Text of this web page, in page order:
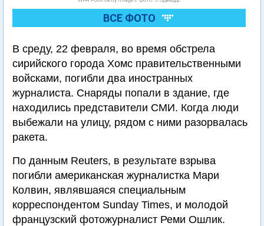
ВСЕ ФОТО
В среду, 22 февраля, во время обстрела
сирийского города Хомс правительственными
войсками, погибли два иностранных
журналиста. Снаряды попали в здание, где
находились представители СМИ. Когда люди
выбежали на улицу, рядом с ними разорвалась
ракета.
По данным Reuters, в результате взрыва
погибли американская журналистка Мари
Колвин, являвшаяся специальным
корреспондентом Sunday Times, и молодой
французский фотожурналист Реми Ошлик.